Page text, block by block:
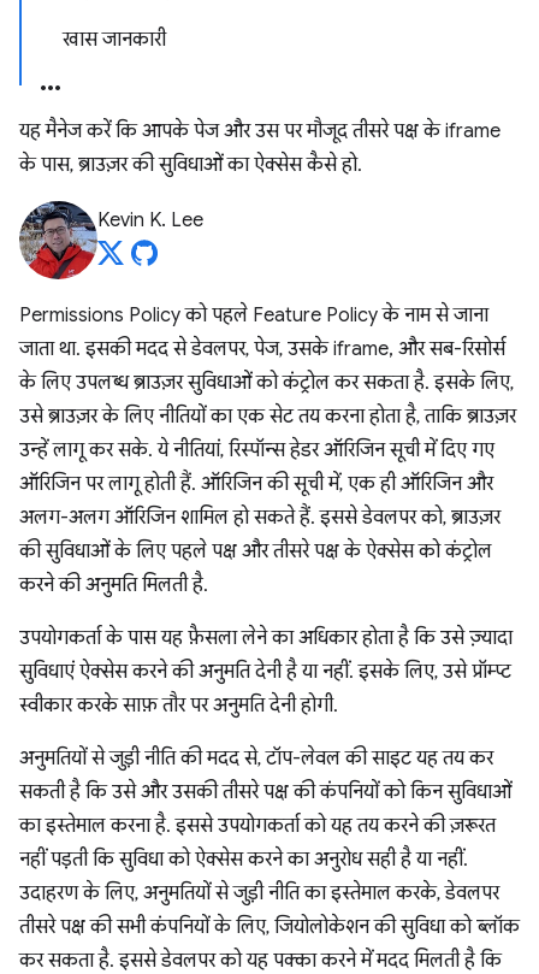
खास जानकारी
यह मैनेज करें कि आपके पेज और उस पर मौजूद तीसरे पक्ष के iframe
के पास, ब्राउज़र की सुविधाओं का ऐक्सेस कैसे हो.
Kevin K. Lee
Permissions Policy को पहले Feature Policy के नाम से जाना
जाता था. इसकी मदद से डेवलपर, पेज, उसके iframe, और सब-रिसोर्स
के लिए उपलब्ध ब्राउज़र सुविधाओं को कंट्रोल कर सकता है. इसके लिए,
उसे ब्राउज़र के लिए नीतियों का एक सेट तय करना होता है, ताकि ब्राउज़र
उन्हें लागू कर सके. ये नीतियां, रिस्पॉन्स हेडर ऑरिजिन सूची में दिए गए
ऑरिजिन पर लागू होती हैं. ऑरिजिन की सूची में, एक ही ऑरिजिन और
अलग-अलग ऑरिजिन शामिल हो सकते हैं. इससे डेवलपर को, ब्राउज़र
की सुविधाओं के लिए पहले पक्ष और तीसरे पक्ष के ऐक्सेस को कंट्रोल
करने की अनुमति मिलती है.
उपयोगकर्ता के पास यह फ़ैसला लेने का अधिकार होता है कि उसे ज़्यादा
सुविधाएं ऐक्सेस करने की अनुमति देनी है या नहीं. इसके लिए, उसे प्रॉम्प्ट
स्वीकार करके साफ़ तौर पर अनुमति देनी होगी.
अनुमतियों से जुड़ी नीति की मदद से, टॉप-लेवल की साइट यह तय कर
सकती है कि उसे और उसकी तीसरे पक्ष की कंपनियों को किन सुविधाओं
का इस्तेमाल करना है. इससे उपयोगकर्ता को यह तय करने की ज़रूरत
नहीं पड़ती कि सुविधा को ऐक्सेस करने का अनुरोध सही है या नहीं.
उदाहरण के लिए, अनुमतियों से जुड़ी नीति का इस्तेमाल करके, डेवलपर
तीसरे पक्ष की सभी कंपनियों के लिए, जियोलोकेशन की सुविधा को ब्लॉक
कर सकता है. इससे डेवलपर को यह पक्का करने में मदद मिलती है कि